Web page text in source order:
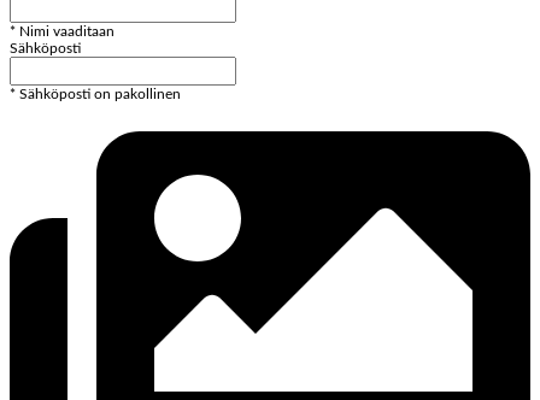
* Nimi vaaditaan
Sähköposti
* Sähköposti on pakollinen